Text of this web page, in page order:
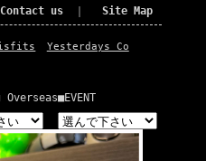
Contact us Site Map
Yesterdays Co
Overseas■EVENT